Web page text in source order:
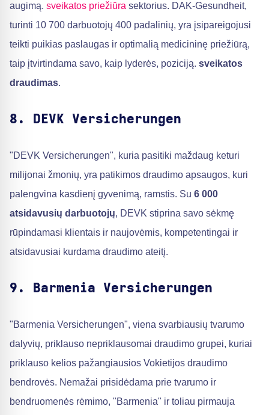
augimą. sveikatos priežiūra sektorius. DAK-Gesundheit,
turinti 10 700 darbuotojų 400 padalinių, yra įsipareigojusi
teikti puikias paslaugas ir optimalią medicininę priežiūrą,
taip įtvirtindama savo, kaip lyderės, poziciją. sveikatos
draudimas.
8. DEVK Versicherungen
"DEVK Versicherungen", kuria pasitiki maždaug keturi
milijonai žmonių, yra patikimos draudimo apsaugos, kuri
palengvina kasdienį gyvenimą, ramstis. Su 6 000
atsidavusių darbuotojų, DEVK stiprina savo sėkmę
rūpindamasi klientais ir naujovėmis, kompetentingai ir
atsidavusiai kurdama draudimo ateitį.
9. Barmenia Versicherungen
"Barmenia Versicherungen", viena svarbiausių tvarumo
dalyvių, priklauso nepriklausomai draudimo grupei, kuriai
priklauso kelios pažangiausios Vokietijos draudimo
bendrovės. Nemažai prisidėdama prie tvarumo ir
bendruomenės rėmimo, "Barmenia" ir toliau pirmauja